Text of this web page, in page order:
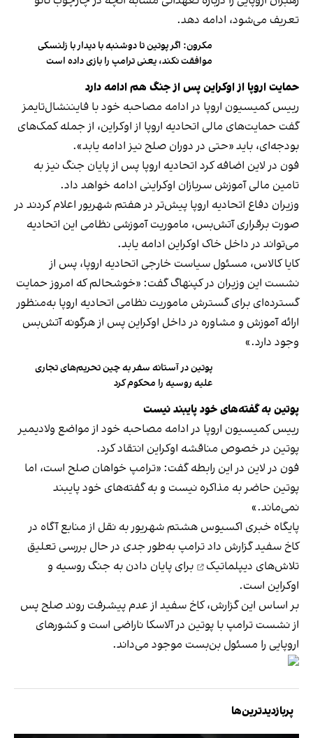
تعریف می‌شود، ادامه دهد.
مکرون: اگر پوتین تا دوشنبه با دیدار با زلنسکی
موافقت نکند، یعنی ترامپ را بازی داده است
حمایت اروپا از اوکراین پس از جنگ هم ادامه دارد
رییس کمیسیون اروپا در ادامه مصاحبه خود با فایننشال‌تایمز
گفت حمایت‌های مالی اتحادیه اروپا از اوکراین، از جمله کمک‌های
بودجه‌ای، باید «حتی در دوران صلح نیز ادامه یابد».
فون در لاین اضافه کرد اتحادیه اروپا پس از پایان جنگ نیز به
تامین مالی آموزش سربازان اوکراینی ادامه خواهد داد.
وزیران دفاع اتحادیه اروپا پیش‌تر در هفتم شهریور اعلام کردند در
صورت برقراری آتش‌بس، ماموریت آموزشی نظامی این اتحادیه
می‌تواند در داخل خاک اوکراین ادامه یابد.
کایا کالاس، مسئول سیاست خارجی اتحادیه اروپا، پس از
نشست این وزیران در کپنهاگ گفت: «خوشحالم که امروز حمایت
گسترده‌ای برای گسترش ماموریت نظامی اتحادیه اروپا به‌منظور
ارائه آموزش و مشاوره در داخل اوکراین پس از هرگونه آتش‌بس
وجود دارد.»
پوتین در آستانه سفر به چین تحریم‌های تجاری
علیه روسیه را محکوم کرد
پوتین به گفته‌های خود پایبند نیست
رییس کمیسیون اروپا در ادامه مصاحبه خود از مواضع ولادیمیر
پوتین در خصوص مناقشه اوکراین انتقاد کرد.
فون در لاین در این رابطه گفت: «ترامپ خواهان صلح است، اما
پوتین حاضر به مذاکره نیست و به گفته‌های خود پایبند
نمی‌ماند.»
پایگاه خبری اکسیوس هشتم شهریور به نقل از منابع آگاه در
کاخ سفید گزارش داد ترامپ به‌طور جدی در حال بررسی تعلیق
تلاش‌های دیپلماتیک
برای پایان دادن به جنگ روسیه و
اوکراین است.
بر اساس این گزارش، کاخ سفید از عدم پیشرفت روند صلح پس
از نشست ترامپ با پوتین در آلاسکا ناراضی است و کشورهای
اروپایی را مسئول بن‌بست موجود می‌داند.
پربازدیدترین‌ها